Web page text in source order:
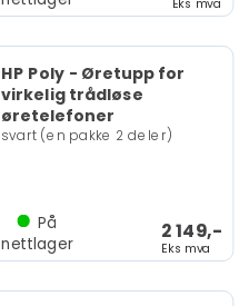
Eks mva
HP Poly - Øretupp for
virkelig trådløse
øretelefoner
svart (en pakke 2 deler)
2 149,-
Eks mva
På
nettlager